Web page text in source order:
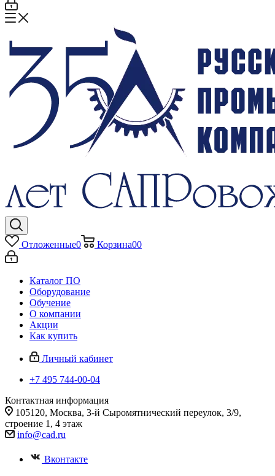
Отложенные0 Корзина00
Каталог ПО
Оборудование
Обучение
О компании
Акции
Как купить
Личный кабинет
+7 495 744-00-04
Контактная информация
105120, Москва, 3-й Сыромятнический переулок, 3/9,
строение 1, 4 этаж
info@cad.ru
Вконтакте